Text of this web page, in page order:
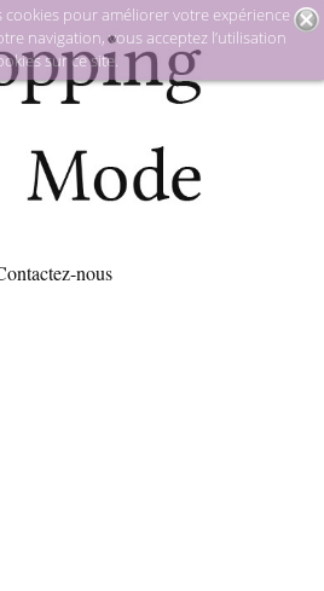
nous
pour améliorer votre expérience
navigation, vous acceptez l’utilisation
sur ce site.